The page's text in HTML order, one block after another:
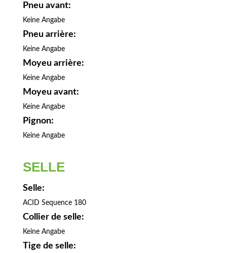
Pneu avant:
Keine Angabe
Pneu arrière:
Keine Angabe
Moyeu arrière:
Keine Angabe
Moyeu avant:
Keine Angabe
Pignon:
Keine Angabe
SELLE
Selle:
ACID Sequence 180
Collier de selle:
Keine Angabe
Tige de selle: